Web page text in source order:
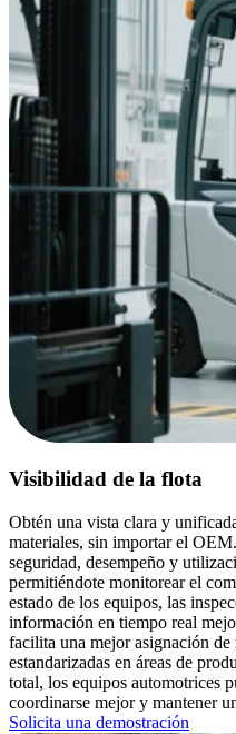
Visibilidad de la flota
Obtén una vista clara y
materiales, sin importar el
seguridad, desempeño y
permitiéndote monitorear el
estado de los equipos, las
información en tiempo real
facilita una mejor asignación de
estandarizadas en áreas de
total, los equipos automotrices
coordinarse mejor y mantener
Solicita una demostración